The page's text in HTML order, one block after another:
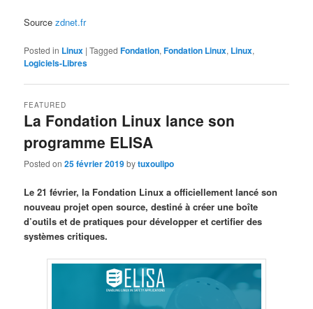
Sourcezdnet.fr
Posted in Linux |Tagged Fondation,Fondation Linux, Linux,
Logiciels-Libres
La Fondation Linux lance son
programme ELISA
FEATURED
Posted on25 février 2019bytuxoulipo
Le 21 février, la Fondation Linux a officiellement lancé son
nouveau projet open source, destiné à créer une boîte
d’outils et de pratiques pour développer et certifier des
systèmes critiques.